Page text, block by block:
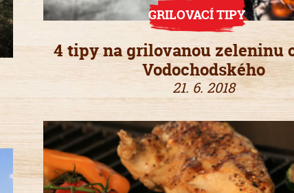
GRILOVACÍ TIPY
4 tipy na grilovanou zeleninu
Vodochodského
21. 6. 2018